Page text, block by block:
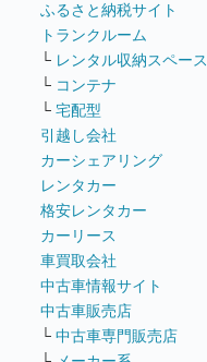
ふるさと納税サイト
トランクルーム
└ レンタル収納スペース
└ コンテナ
└ 宅配型
引越し会社
カーシェアリング
レンタカー
格安レンタカー
カーリース
車買取会社
中古車情報サイト
中古車販売店
└ 中古車専門販売店